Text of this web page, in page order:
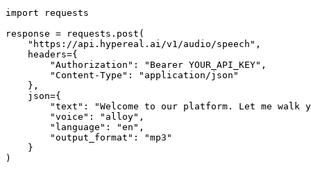
import requests
response = requests.post(
    "https://api.hypereal.ai/v1/audio/speech",
    headers={
        "Authorization": "Bearer YOUR_API_KEY",
        "Content-Type": "application/json"
    },
    json={
"text": "Welcome to our platform. Let me walk
        "voice": "alloy",
        "language": "en",
        "output_format": "mp3"
    }
)